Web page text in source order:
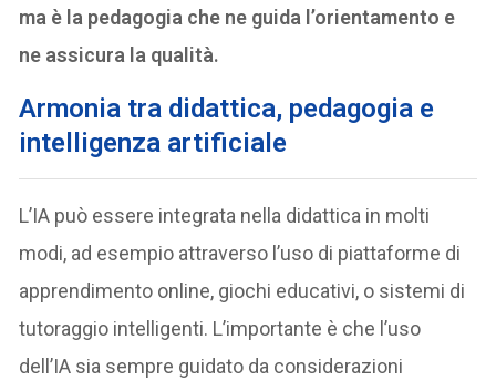
ma è la pedagogia che ne guida l’orientamento e
ne assicura la qualità.
Armonia tra didattica, pedagogia e
intelligenza artificiale
L’IA può essere integrata nella didattica in molti
modi, ad esempio attraverso l’uso di piattaforme di
apprendimento online, giochi educativi, o sistemi di
tutoraggio intelligenti. L’importante è che l’uso
dell’IA sia sempre guidato da considerazioni